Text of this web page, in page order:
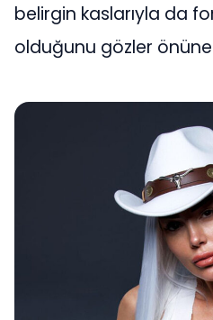
belirgin kaslarıyla da
olduğunu gözler